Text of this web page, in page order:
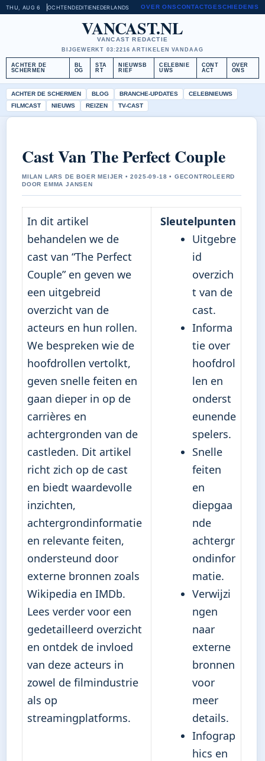
THU, AUG 6 OCHTENDEDITIENEDERLANDS OVER ONSCONTACTGESCHIEDENIS
VANCAST.NL
VANCAST REDACTIE
BIJGEWERKT 03:2216 ARTIKELEN VANDAAG
ACHTER DE
SCHERMEN
BL
OG
STA
RT
NIEUWSB
RIEF
CELEBNIE
UWS
CONT
ACT
OVER
ONS
ACHTER DE SCHERMEN BLOG BRANCHE-UPDATES
CELEBNIEUWS
FILMCAST
NIEUWS REIZEN TV-CAST
Cast Van The Perfect Couple
MILAN LARS DE BOER MEIJER • 2025-09-18 • GECONTROLEERD
DOOR EMMA JANSEN
In dit artikel
behandelen we de
cast van “The Perfect
Couple” en geven we
een uitgebreid
overzicht van de
acteurs en hun rollen.
We bespreken wie de
hoofdrollen vertolkt,
geven snelle feiten en
gaan dieper in op de
carrières en
achtergronden van de
castleden. Dit artikel
richt zich op de cast
en biedt waardevolle
inzichten,
achtergrondinformatie
en relevante feiten,
ondersteund door
externe bronnen zoals
Wikipedia en IMDb.
Lees verder voor een
gedetailleerd overzicht
en ontdek de invloed
van deze acteurs in
zowel de filmindustrie
als op
streamingplatforms.
Sleutelpunten
Uitgebre
id
overzich
t van de
cast.
Informa
tie over
hoofdrol
len en
onderst
eunende
spelers.
Snelle
feiten
en
diepgaa
nde
achtergr
ondinfor
matie.
Verwijzi
ngen
naar
externe
bronnen
voor
meer
details.
Infograp
hics en